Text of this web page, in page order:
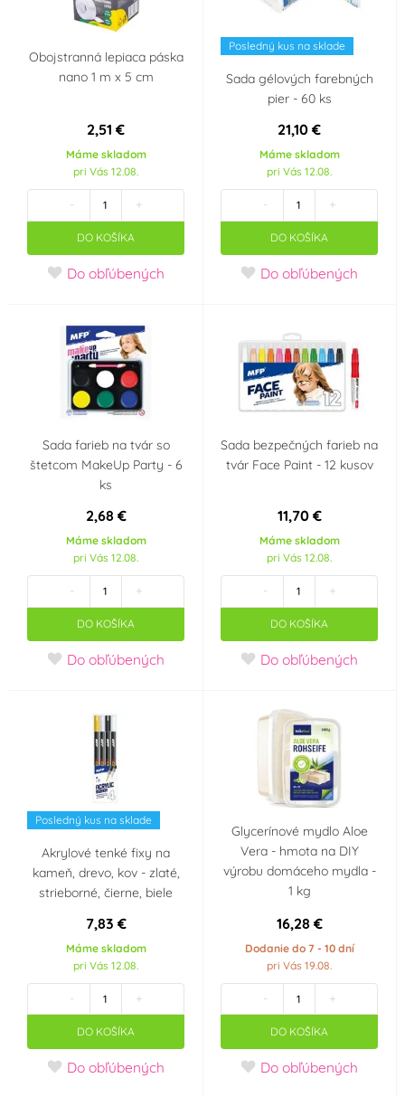
Obojstranná lepiaca páska
nano 1 m x 5 cm
2,51 €
Máme skladom
pri Vás 12.08.
- +
DO KOŠÍKA
Do obľúbených
Posledný kus na sklade
Sada gélových farebných
pier - 60 ks
21,10 €
Máme skladom
pri Vás 12.08.
- +
DO KOŠÍKA
Do obľúbených
Sada farieb na tvár so
štetcom MakeUp Party - 6
ks
2,68 €
Máme skladom
pri Vás 12.08.
- +
DO KOŠÍKA
Do obľúbených
Sada bezpečných farieb na
tvár Face Paint - 12 kusov
11,70 €
Máme skladom
pri Vás 12.08.
- +
DO KOŠÍKA
Do obľúbených
Posledný kus na sklade
Akrylové tenké fixy na
kameň, drevo, kov - zlaté,
strieborné, čierne, biele
7,83 €
Máme skladom
pri Vás 12.08.
- +
DO KOŠÍKA
Do obľúbených
Glycerínové mydlo Aloe
Vera - hmota na DIY
výrobu domáceho mydla -
1 kg
16,28 €
Dodanie do 7 - 10 dní
pri Vás 19.08.
- +
DO KOŠÍKA
Do obľúbených